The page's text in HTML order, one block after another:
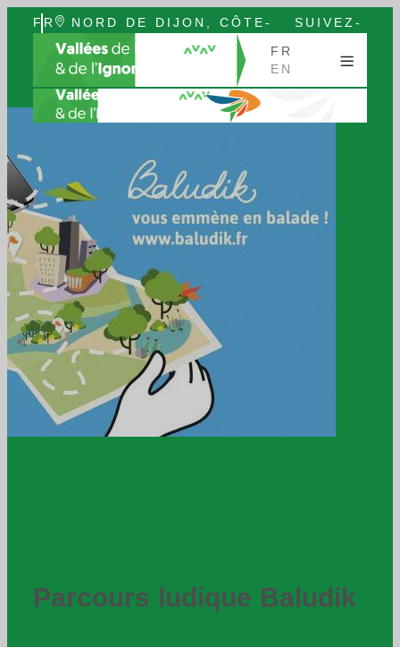
FR
EN
NORD DE DIJON, CÔTE-
D’OR, BOURGOGNE
SUIVEZ-
FR
EN
Parcours ludique Baludik